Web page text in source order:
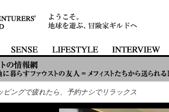
ピングで疲れたら、予約ナシでリラックス